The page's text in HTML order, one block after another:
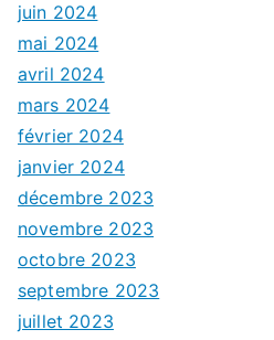
juin 2024
mai 2024
avril 2024
mars 2024
février 2024
janvier 2024
décembre 2023
novembre 2023
octobre 2023
septembre 2023
juillet 2023